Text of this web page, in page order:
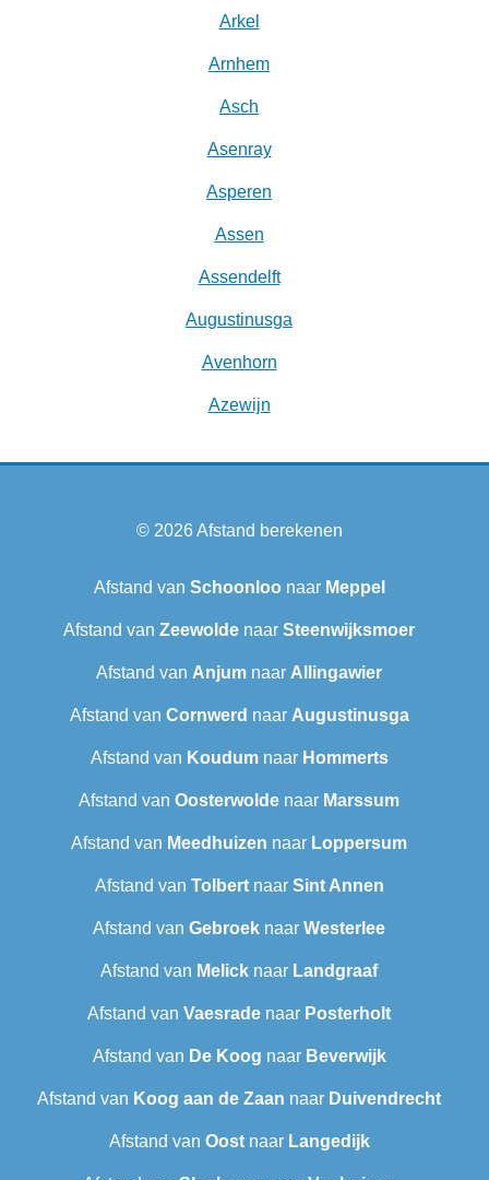
Arkel
Arnhem
Asch
Asenray
Asperen
Assen
Assendelft
Augustinusga
Avenhorn
Azewijn
© 2026Afstand berekenen
Afstand van Schoonloo naar Meppel
Afstand van Zeewolde naar Steenwijksmoer
Afstand van Anjum naar Allingawier
Afstand van Cornwerd naar Augustinusga
Afstand van Koudumnaar Hommerts
Afstand van Oosterwolde naar Marssum
Afstand van Meedhuizen naar Loppersum
Afstand van Tolbertnaar Sint Annen
Afstand van Gebroek naar Westerlee
Afstand van Melick naar Landgraaf
Afstand van Vaesrade naar Posterholt
Afstand van De Koog naar Beverwijk
Afstand van Koog aan de Zaan naar Duivendrecht
Afstand van Oostnaar Langedijk